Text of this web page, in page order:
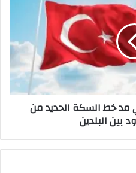
مد خط السكة الحديد من
بين البلدين